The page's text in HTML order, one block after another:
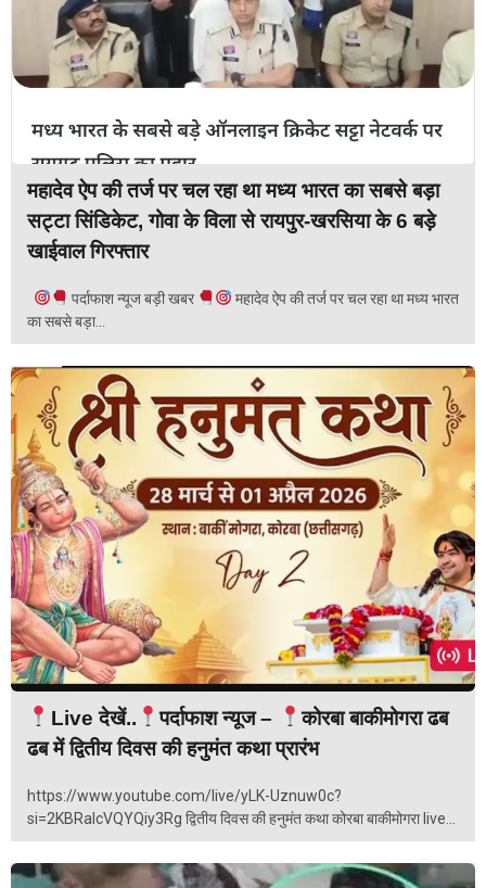
महादेव ऐप की तर्ज पर चल रहा था मध्य भारत का सबसे बड़ा
सट्टा सिंडिकेट, गोवा के विला से रायपुर-खरसिया के 6 बड़े
खाईवाल गिरफ्तार
पर्दाफाश न्यूज बड़ी खबर
महादेव ऐप की तर्ज पर चल रहा था मध्य भारत
का सबसे बड़ा...
Live देखें.. पर्दाफाश न्यूज –
कोरबा बाकीमोगरा ढब
ढब में द्वितीय दिवस की हनुमंत कथा प्रारंभ
https://www.youtube.com/live/yLK-Uznuw0c?
si=2KBRalcVQYQiy3Rg द्वितीय दिवस की हनुमंत कथा कोरबा बाकीमोगरा live...